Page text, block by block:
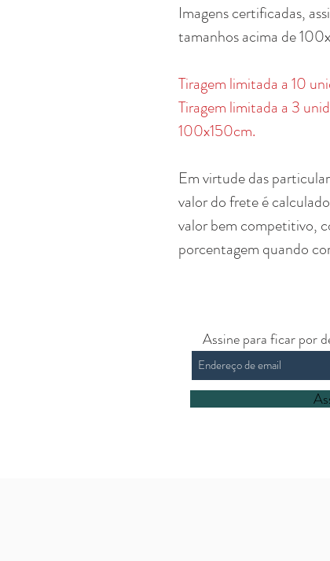
Imagens certificadas,
tamanhos acima de
Tiragem limitada a 10
Tiragem limitada a 3
100x150cm.
Em virtude das
valor do frete é
valor bem competitivo,
porcentagem quando
Assine para ficar por